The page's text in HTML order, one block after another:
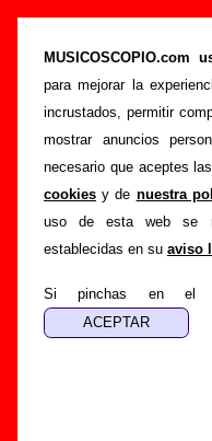
MUSICOSCOPIO.com
para mejorar la
incrustados, permitir
mostrar anuncios
necesario que aceptes
cookies y de nuestra
uso de esta web se
establecidas en su aviso
Si pinchas en el
Biografía de La
publicaciones
Portada >La Ruta
Esta página recopila
Ruta: sus
formación, su
discos y las canciones
información
corrigiendo la existente.
El texto de esta